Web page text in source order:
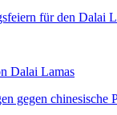
für den Dalai
Dalai Lamas
gegen chinesische